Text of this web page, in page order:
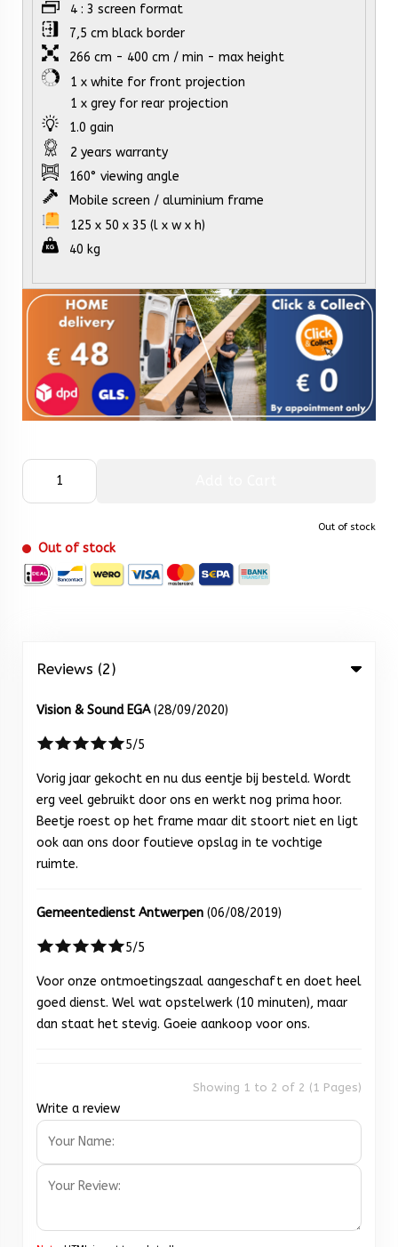
4 : 3 screen format
7,5 cm black border
266 cm - 400 cm / min - max height
1 x white for front projection
1 x grey for rear projection
1.0 gain
2 years warranty
160° viewing angle
Mobile screen / aluminium frame
125 x 50 x 35 (l x w x h)
40 kg
Out of stock
Out of stock
Reviews (2)
Vision & Sound EGA(28/09/2020)
5/5
Vorig jaar gekocht en nu dus eentje bij besteld. Wordt
erg veel gebruikt door ons en werkt nog prima hoor.
Beetje roest op het frame maar dit stoort niet en ligt
ook aan ons door foutieve opslag in te vochtige
ruimte.
Gemeentedienst Antwerpen (06/08/2019)
5/5
Voor onze ontmoetingszaal aangeschaft en doet heel
goed dienst. Wel wat opstelwerk (10 minuten), maar
dan staat het stevig. Goeie aankoop voor ons.
Showing 1 to 2 of 2 (1 Pages)
Write a review